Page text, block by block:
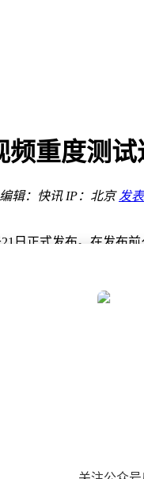
展
标
面
重度测
编辑：快讯 IP：北京 发
日正式发布。在发布
小时，超越了同期
合超级像素屏幕技
冷泵散热系统，散
主摄，传感器尺寸
焦镜头，覆盖70mm
包裹式中框与超大R
牌中端机型将率先搭